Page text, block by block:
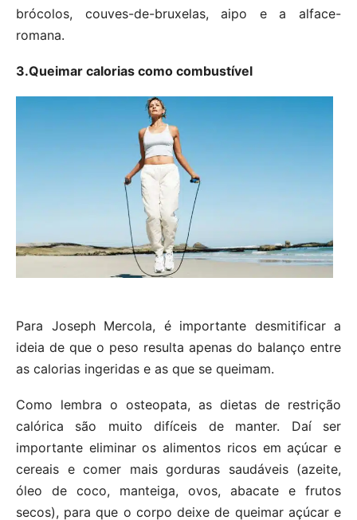
brócolos, couves-de-bruxelas, aipo e a alface-
romana.
3.Queimar calorias como combustível
Para Joseph Mercola, é importante desmitificar a
ideia de que o peso resulta apenas do balanço entre
as calorias ingeridas e as que se queimam.
Como lembra o osteopata, as dietas de restrição
calórica são muito difíceis de manter. Daí ser
importante eliminar os alimentos ricos em açúcar e
cereais e comer mais gorduras saudáveis (azeite,
óleo de coco, manteiga, ovos, abacate e frutos
secos), para que o corpo deixe de queimar açúcar e